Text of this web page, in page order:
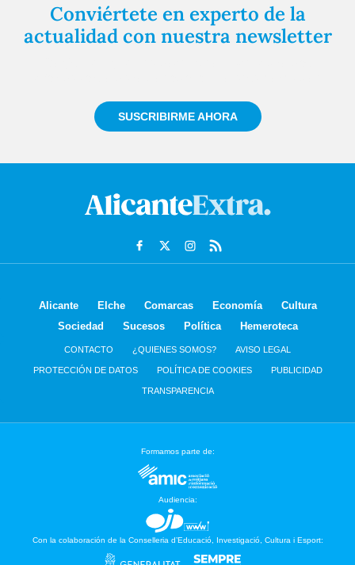
Conviértete en experto de la
actualidad con nuestra newsletter
SUSCRIBIRME AHORA
Alicante Elche Comarcas Economía
Cultura
Sociedad
Sucesos Política Hemeroteca
CONTACTO ¿QUIENES SOMOS? AVISO LEGAL
PROTECCIÓN DE DATOS POLÍTICA DE COOKIES PUBLICIDAD
TRANSPARENCIA
Formamos parte de:
Audiencia:
Con la colaboración de la Conselleria d’Educació, Investigació, Cultura i Esport: